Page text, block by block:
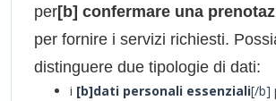
per[b] confermare una
per fornire i servizi richiesti.
distinguere due tipologie di dati:
i [b]dati personali essenziali[/b]